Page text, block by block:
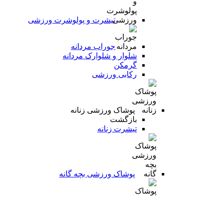
تیشرت و پولوشرت ورزشی
جوراب مردانه
شلوار و شلوارک مردانه
گرمکن
رکابی ورزشی
پوشاک ورزشی زنانه
بازگشت
تیشرت زنانه
پوشاک ورزشی بچه گانه